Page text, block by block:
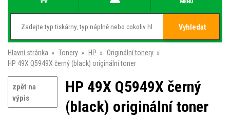
Vyhledat
Hlavní stránka » Tonery » HP » Originální tonery »
HP 49X Q5949X černý (black) originální toner
zpět na
výpis
HP 49X Q5949X černý
(black) originální toner